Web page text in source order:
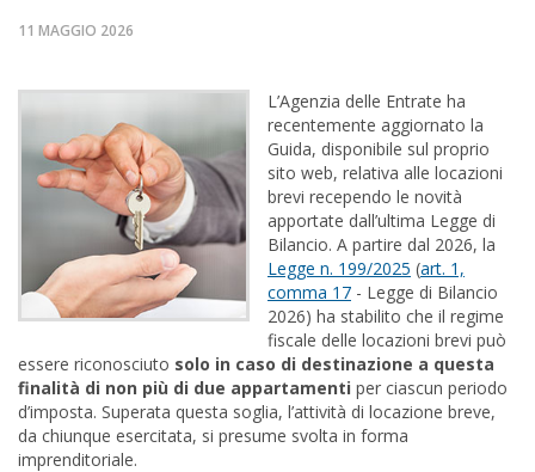
11 MAGGIO 2026
L’Agenzia delle Entrate ha
recentemente aggiornato la
Guida, disponibile sul proprio
sito web, relativa alle locazioni
brevi recependo le novità
apportate dall’ultima Legge di
Bilancio. A partire dal 2026, la
Legge n. 199/2025 (art. 1,
comma 17 - Legge di Bilancio
2026) ha stabilito che il regime
fiscale delle locazioni brevi può
essere riconosciuto solo in caso di destinazione a questa
finalità di non più di due appartamenti per ciascun periodo
d’imposta. Superata questa soglia, l’attività di locazione breve,
da chiunque esercitata, si presume svolta in forma
imprenditoriale.